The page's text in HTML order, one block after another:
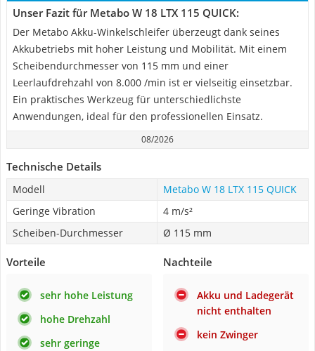
Unser Fazit für Metabo W 18 LTX 115 QUICK:
Der Metabo Akku-Winkelschleifer überzeugt dank seines
Akkubetriebs mit hoher Leistung und Mobilität. Mit einem
Scheibendurchmesser von 115 mm und einer
Leerlaufdrehzahl von 8.000 /min ist er vielseitig einsetzbar.
Ein praktisches Werkzeug für unterschiedlichste
Anwendungen, ideal für den professionellen Einsatz.
08/2026
Technische Details
Modell
Metabo W 18 LTX 115 QUICK
Geringe Vibration
4 m/s²
Scheiben-Durchmesser
Ø 115 mm
Vorteile
sehr hohe Leistung
hohe Drehzahl
sehr geringe
Nachteile
Akku und Ladegerät
nicht enthalten
kein Zwinger